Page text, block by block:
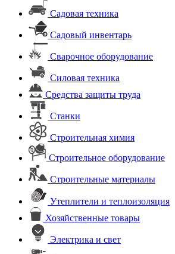
Садовая техника
Садовый инвентарь
Сварочное оборудование
Силовая техника
Средства защиты труда
Станки
Строительная химия
Строительное оборудование
Строительные материалы
Утеплители и теплоизоляция
Хозяйственные товары
Электрика и свет